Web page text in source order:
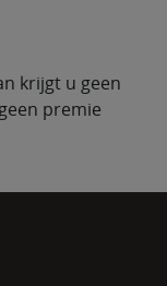
krijgt u geen
premie